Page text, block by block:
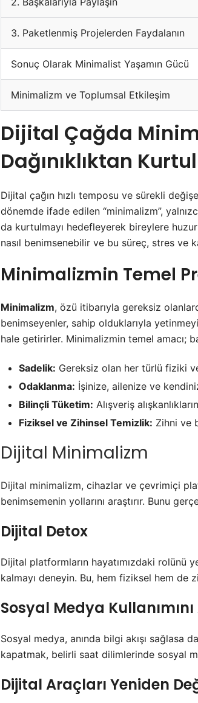
3. Paketlenmiş Projelerden Faydalanın
Sonuç Olarak Minimalist Yaşamın Gücü
Minimalizm ve Toplumsal Etkileşim
Dijital Çağda
Dağınıklıktan
Dijital çağın hızlı temposu ve sürekli
dönemde ifade edilen “minimalizm”,
da kurtulmayı hedefleyerek bireylere
nasıl benimsenebilir ve bu süreç, stres ve
Minimalizmin Temel
Minimalizm, özü itibarıyla gereksiz
benimseyenler, sahip olduklarıyla
hale getirirler. Minimalizmin temel amacı;
Sadelik: Gereksiz olan her türlü fiziki
Odaklanma: İşinize, ailenize ve
Bilinçli Tüketim: Alışveriş
Fiziksel ve Zihinsel Temizlik: Zihni ve
Dijital Minimalizm
Dijital minimalizm, cihazlar ve çevrimiçi
benimsemenin yollarını araştırır. Bunu
Dijital Detox
Dijital platformların hayatımızdaki rolünü
kalmayı deneyin. Bu, hem fiziksel hem de
Sosyal Medya
Sosyal medya, anında bilgi akışı sağlasa
kapatmak, belirli saat dilimlerinde sosyal
Dijital Araçları Yeniden